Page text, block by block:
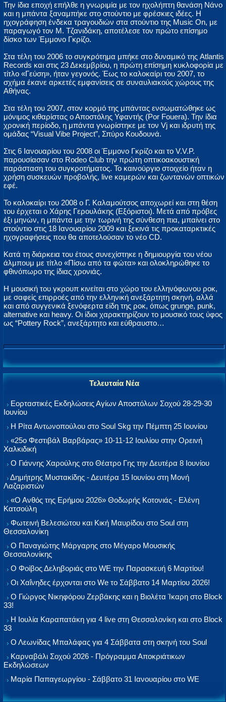
Την ίδια εποχή επήλθε η γνωριμία με τον ηχολήπτη θανάση Νάνο
και η μπάντα ξαναμπήκε στο στούντιο με φρέσκιες ιδέες. Η
ηχογράφηση ένδεκα τραγουδιών στα στούντιο της Music On, με
παραγωγό τον Μ. Τζανιδάκη, αποτέλεσε τον πρώτο επίσημο
δίσκο των Έμμονο Γκρίζο.
Στα τέλη του 2006 το συγκρότημα μπήκε στο δυναμικό της Atlantis
Records και στις 23 Δεκεμβρίου, η πρώτη επίσημη κυκλοφορία με
τίτλο «Γεύση», ήταν γεγονός. Έως το καλοκαίρι του 2007, το
σχήμα έκανε αρκετές εμφανίσεις σε συναυλιακούς χώρους της
Αθήνας.
Στα τέλη του 2007, στον κορμό της μπάντας ενσωματώθηκε ως
μόνιμος κιθαρίστας ο Αποστόλης Υφαντής (Por Fouera). Την ίδια
χρονική περίοδο, η μπάντα γνωρίστηκε με τον Vj και ιδρυτή της
ομάδας “Visual Vibe Project”, Σπύρο Κουδουνά.
Στις 6 Ιανουαρίου του 2008 οι Έμμονο Γκρίζο και το V.V.P.
παρουσίασαν στο Rodeo Club την πρώτη οπτικοακουστική
παράσταση του συγκροτήματος. Το καινούργιο στοιχείο ήταν η
χρήση συσκευών προβολής, live καμερών και ζωντανών οπτικών
εφέ.
Το καλοκαίρι του 2008 ο Γ. Καλαμούτσος αποχωρεί και στη θέση
του έρχεται ο Χάρης Γερουλάκης (Εξόριστοι). Μετά από πρόβες
έξι μηνών, η μπάντα με την τωρινή της σύνθεση πια, μπαίνει στο
στούντιο στις 18 Ιανουαρίου 2009 και ξεκινά τις προκαταρκτικές
ηχογραφήσεις που θα αποτελούσαν το νέο CD.
Κατά τη διάρκεια του έτους συνεχίστηκε η δημιουργία του νέου
άλμπουμ με τίτλο «Πίσω από τα φώτα» και ολοκληρώθηκε το
φθινόπωρο της ίδιας χρονιάς.
Η μουσική του γκρουπ κινείται στο χώρο του ελληνόφωνου ροκ,
με σαφείς επιρροές από την ελληνική ανεξάρτητη σκηνή, αλλά
και από συγγενικά ξενόφερτα είδη της ροκ, όπως grunge, punk,
alternative και heavy. Οι ίδιοι χαρακτηρίζουν το μουσικό τους ύφος
ως “Pottery Rock”, ανεξάρτητο και εύθραυστο…
Τελευταία Νέα
Εορταστικές Εκδηλώσεις Αγίων Αποστόλων Σοχού 28-29-30
Ιουνίου
Η Ρίτα Αντωνοπούλου στο Soul Skg την Πέμπτη 25 Ιουνίου
«25ο Φεστιβάλ Βαρβάρας» 10-11-12 Ιουλίου στην Ορεινή
Χαλκιδική
Ο Γιάννης Χαρούλης στο Θέατρο Γης την Δευτέρα 8 Ιουνίου
Δημήτρης Μυστακίδης - Δευτέρα 15 Ιουνίου στη Μονή
Λαζαριστών
«Ο Ανθός της Ερήμου 2026» Θοδωρής Κοτονιάς - Ελένη
Κατσούλη
Φωτεινή Βελεσιώτου και Κική Μαυρίδου στο Soul στη
Θεσσαλονίκη
Ο Παναγιώτης Μάργαρης στο Μέγαρο Μουσικής
Θεσσαλονίκης
Ο Φοίβος Δεληβοριάς στο WE την Παρασκευή 6 Μαρτίου!
Οι Χαΐνηδες έρχονται στο We το Σάββατο 14 Μαρτίου 2026!
Ο Γιώργος Νικηφόρου Ζερβάκης και η Βιολέτα Ίκαρη στο Block
33!
Η Ιουλία Καραπατάκη για 4 live στη Θεσσαλονίκη και στο Block
33
Ο Λεωνίδας Μπαλάφας για 4 Σάββατα στη σκηνή του Soul
Καρναβάλι Σοχού 2026 - Πρόγραμμα Αποκριάτικων
Εκδηλώσεων
Μαρία Παπαγεωργίου - Σάββατο 31 Ιανουαρίου στο WE